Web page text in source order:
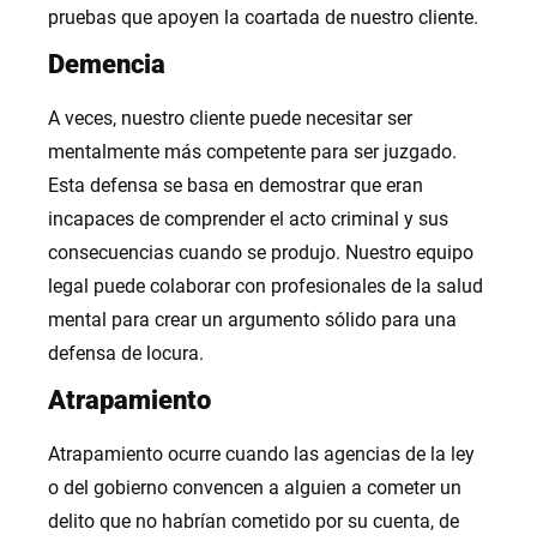
pruebas que apoyen la coartada de nuestro cliente.
Demencia
A veces, nuestro cliente puede necesitar ser
mentalmente más competente para ser juzgado.
Esta defensa se basa en demostrar que eran
incapaces de comprender el acto criminal y sus
consecuencias cuando se produjo. Nuestro equipo
legal puede colaborar con profesionales de la salud
mental para crear un argumento sólido para una
defensa de locura.
Atrapamiento
Atrapamiento ocurre cuando las agencias de la ley
o del gobierno convencen a alguien a cometer un
delito que no habrían cometido por su cuenta, de